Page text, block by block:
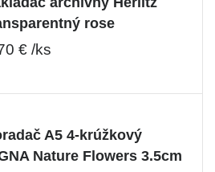
rose
€ /ks
A5 4-krúžkový
Nature Flowers 3.5cm